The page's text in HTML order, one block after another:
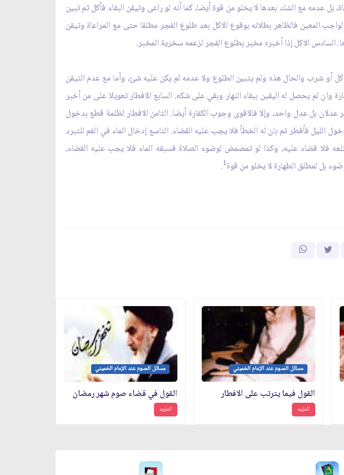
عدمه مع الشك بعدها لا يخلو من قوة أيضا، كما أنه لو راعى وتيقن البقاء فأكل ثم تبين
فالظاهر بطلانه بوقوع الاكل بعد طلوع الفجر مطلقا حتى مع المراعاة وتيقن
السادس الاكل إذا أخبره مخبر بطلوع الفجر لزعمه سخرية المخبر.
أو شرب والحال هذه ولم يتبين الطلوع ولا عدمه لم يكن عليه شئ، وأما مع عدم التيقن
وان لم يحصل له اليقين ببقاء النهار وبقي على شكه. السابع الافطار تعويلا على من أخبر
بل عدل واحد، وإلا فالاقوى وجوب الكفارة أيضا. الثامن الافطار لظلمة قطع بدخول
فأفطر ثم بان له الخطأ فلا يجب عليه القضاء. التاسع إدخال الماء في الفم للتبرد
فلا قضاء عليه، وكذا لو تمضمض لوضوء الصلاة فسبقه الماء فلا يجب عليه القضاء،
بل لمطلق الطهارة لا يخلو من قوة1
.
مسائل الصوم عند الإمام الخميني
القول فيما يترتب على الافطار
المزيد
مسائل الصوم عند الإمام الخميني
القول في قضاء صوم شهر رمضان
المزيد